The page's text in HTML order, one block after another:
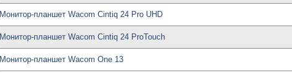
Монитор-планшет Wacom Cintiq 24 Pro UHD
Монитор-планшет Wacom Cintiq 24 ProTouch
Монитор-планшет Wacom One 13